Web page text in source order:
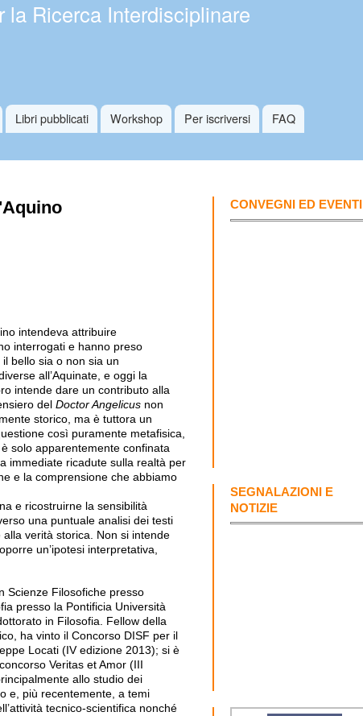
la Ricerca Interdisciplinare
Libri pubblicati Workshop Per iscriversi
FAQ
intendeva attribuire
interrogati e hanno preso
bello sia o non sia un
all’Aquinate, e oggi la
intende dare un contributo alla
delDoctor Angelicus non
storico, ma è tuttora un
così puramente metafisica,
solo apparentemente confinata
immediate ricadute sulla realtà per
e la comprensione che abbiamo
e ricostruirne la sensibilità
una puntuale analisi dei testi
verità storica. Non si intende
un’ipotesi interpretativa,
Scienze Filosofiche presso
presso la Pontificia Università
in Filosofia. Fellow della
ha vinto il Concorso DISF per il
Locati (IV edizione 2013); si è
Veritas et Amor (III
allo studio dei
e, più recentemente, a temi
tecnico-scientifica nonché
CONVEGNI ED EVENTI
SEGNALAZIONI E
NOTIZIE